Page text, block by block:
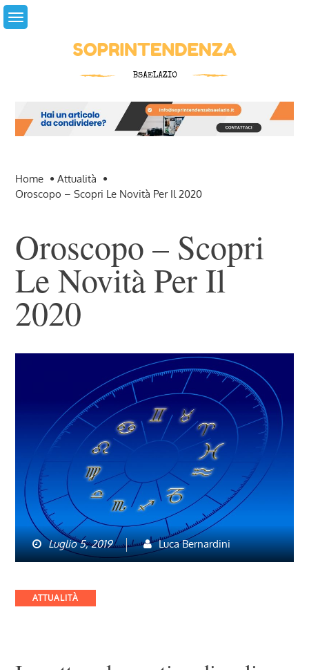
Skip
to
Home
Attualità
Oroscopo – Scopri Le Novità Per Il 2020
Oroscopo – Scopri
Le Novità Per Il
2020
Luglio 5, 2019 Luca Bernardini
Categories
ATTUALITÀ